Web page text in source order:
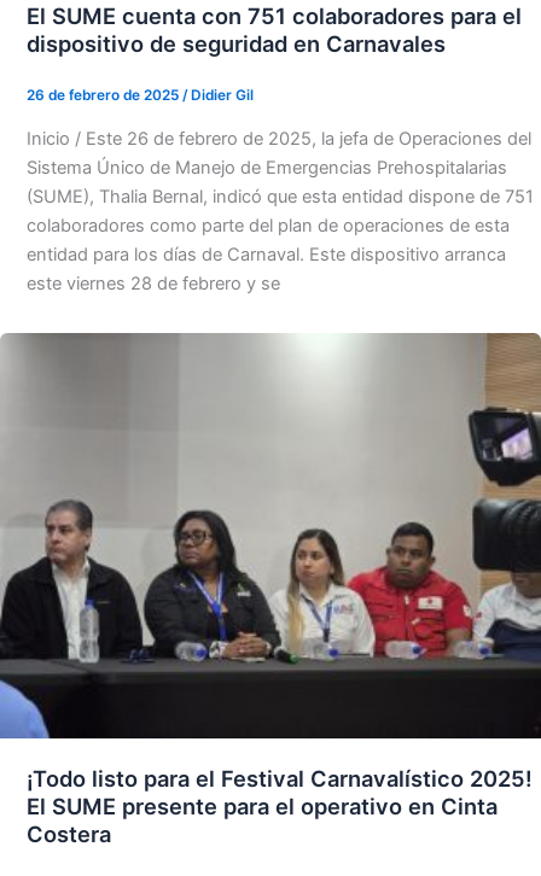
El SUME cuenta con 751 colaboradores para el
dispositivo de seguridad en Carnavales
26 de febrero de 2025 / Didier Gil
Inicio / Este 26 de febrero de 2025, la jefa de Operaciones del
Sistema Único de Manejo de Emergencias Prehospitalarias
(SUME), Thalia Bernal, indicó que esta entidad dispone de 751
colaboradores como parte del plan de operaciones de esta
entidad para los días de Carnaval. Este dispositivo arranca
este viernes 28 de febrero y se
¡Todo listo para el Festival Carnavalístico 2025!
El SUME presente para el operativo en Cinta
Costera